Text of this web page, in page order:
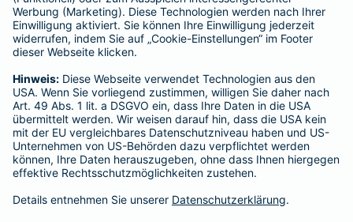
Haftpflichtversicherung
Hausratversicherung
Adresse ändern
Schaden melden
Kilometerstandsmeldung
Serviceübersicht